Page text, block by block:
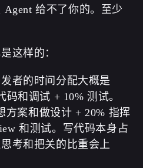
给不了你的。至少
这样的：
者的时间分配大概是
和调试 + 10% 测试。
方案和做设计 + 20% 指挥
和测试。写代码本身占
考和把关的比重会上